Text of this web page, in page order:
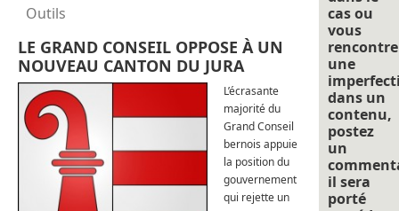
Outils
LE GRAND CONSEIL OPPOSE À UN
NOUVEAU CANTON DU JURA
L’écrasante
majorité du
Grand Conseil
bernois appuie
la position du
gouvernement
qui rejette un
cas ou
vous
une
dans un
contenu,
postez
un
il sera
porté